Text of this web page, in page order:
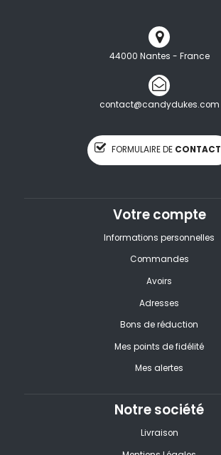
44000 Nantes - France
contact@candydukes.com
FORMULAIRE DE CONTACT
Votre compte
Informations personnelles
Commandes
Avoirs
Adresses
Bons de réduction
Mes points de fidélité
Mes alertes
Notre société
Livraison